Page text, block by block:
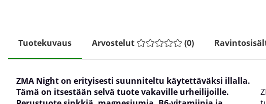
Tuotekuvaus Arvostelut (0)
ZMA Night on erityisesti suunniteltu käytettäväksi illalla.
Tämä on itsestään selvä tuote vakaville urheilijoille.